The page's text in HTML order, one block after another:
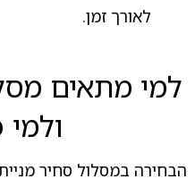
לאורך זמן.
למי מתאים
הבחירה במסלול סחיר